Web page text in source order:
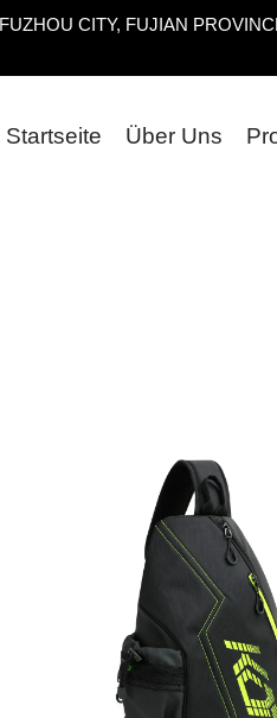
CITY, FUJIAN
Startseite Über Uns